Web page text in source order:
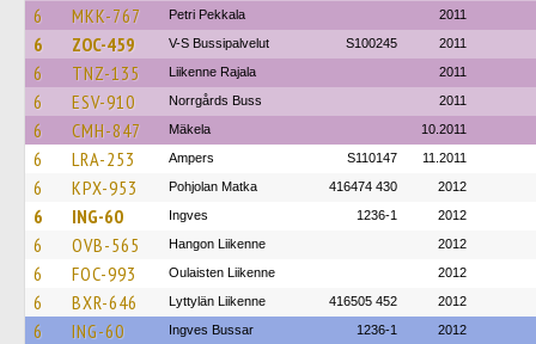
6 MKK-767 Petri Pekkala 2011
6 ZOC-459 V-S Bussipalvelut S100245 2011
6 TNZ-135 Liikenne Rajala 2011
6 ESV-910 Norrgårds Buss 2011
6 CMH-847 Mäkela 10.2011
6 LRA-253 Ampers S110147 11.2011
6 KPX-953 Pohjolan Matka 416474 430 2012
6 ING-60 Ingves 1236-1 2012
6 OVB-565 Hangon Liikenne 2012
6 FOC-993 Oulaisten Liikenne 2012
6 BXR-646 Lyttylän Liikenne 416505 452 2012
6 ING-60 Ingves Bussar 1236-1 2012